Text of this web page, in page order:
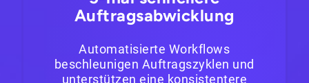
Auftragsabwicklung
Automatisierte Workflows
beschleunigen Auftragszyklen und
unterstützen eine konsistentere